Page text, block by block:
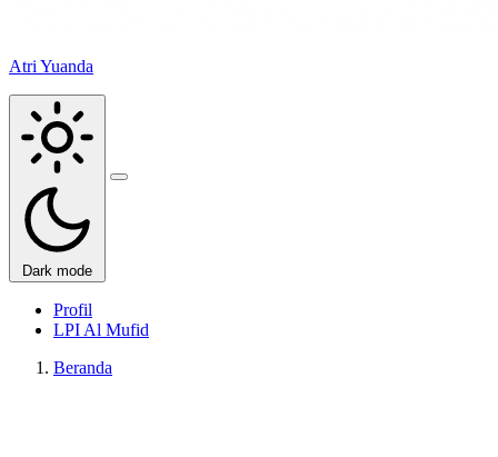
Atri Yuanda
Dark mode
Buka
Profil
LPI Al Mufid
Beranda